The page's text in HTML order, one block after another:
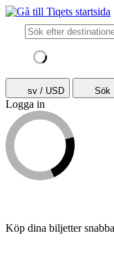
sv / USD Sök
Logga in
Köp dina biljetter